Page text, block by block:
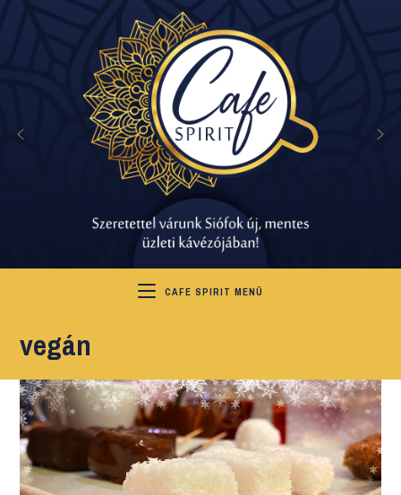
CAFE SPIRIT MENÜ
vegán